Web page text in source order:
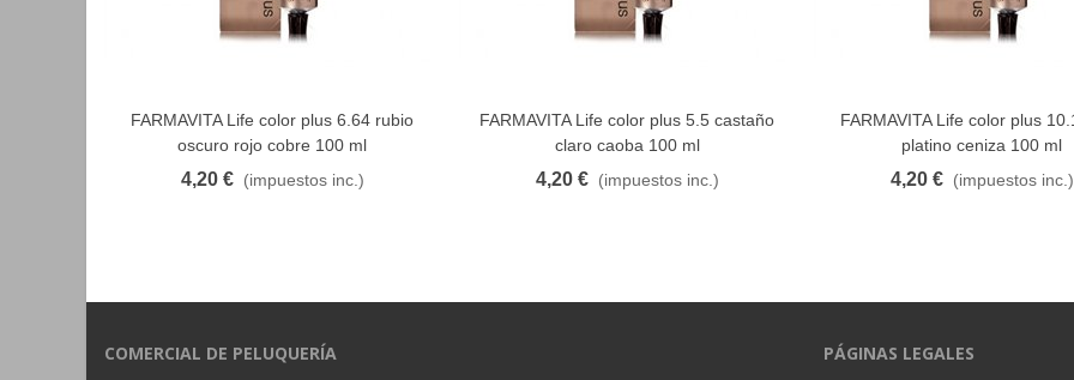
FAVORITO
FARMAVITA Life color plus 6.64 rubio
oscuro rojo cobre 100 ml
4,20 € (impuestos inc.)
FAVORITO
FARMAVITA Life color plus 5.5 castaño
claro caoba 100 ml
4,20 € (impuestos inc.)
FAVORITO
FARMAVITA Life color plus
platino ceniza 100 ml
4,20 € (impuestos inc.)
COMERCIAL DE PELUQUERÍA PÁGINAS LEGALES